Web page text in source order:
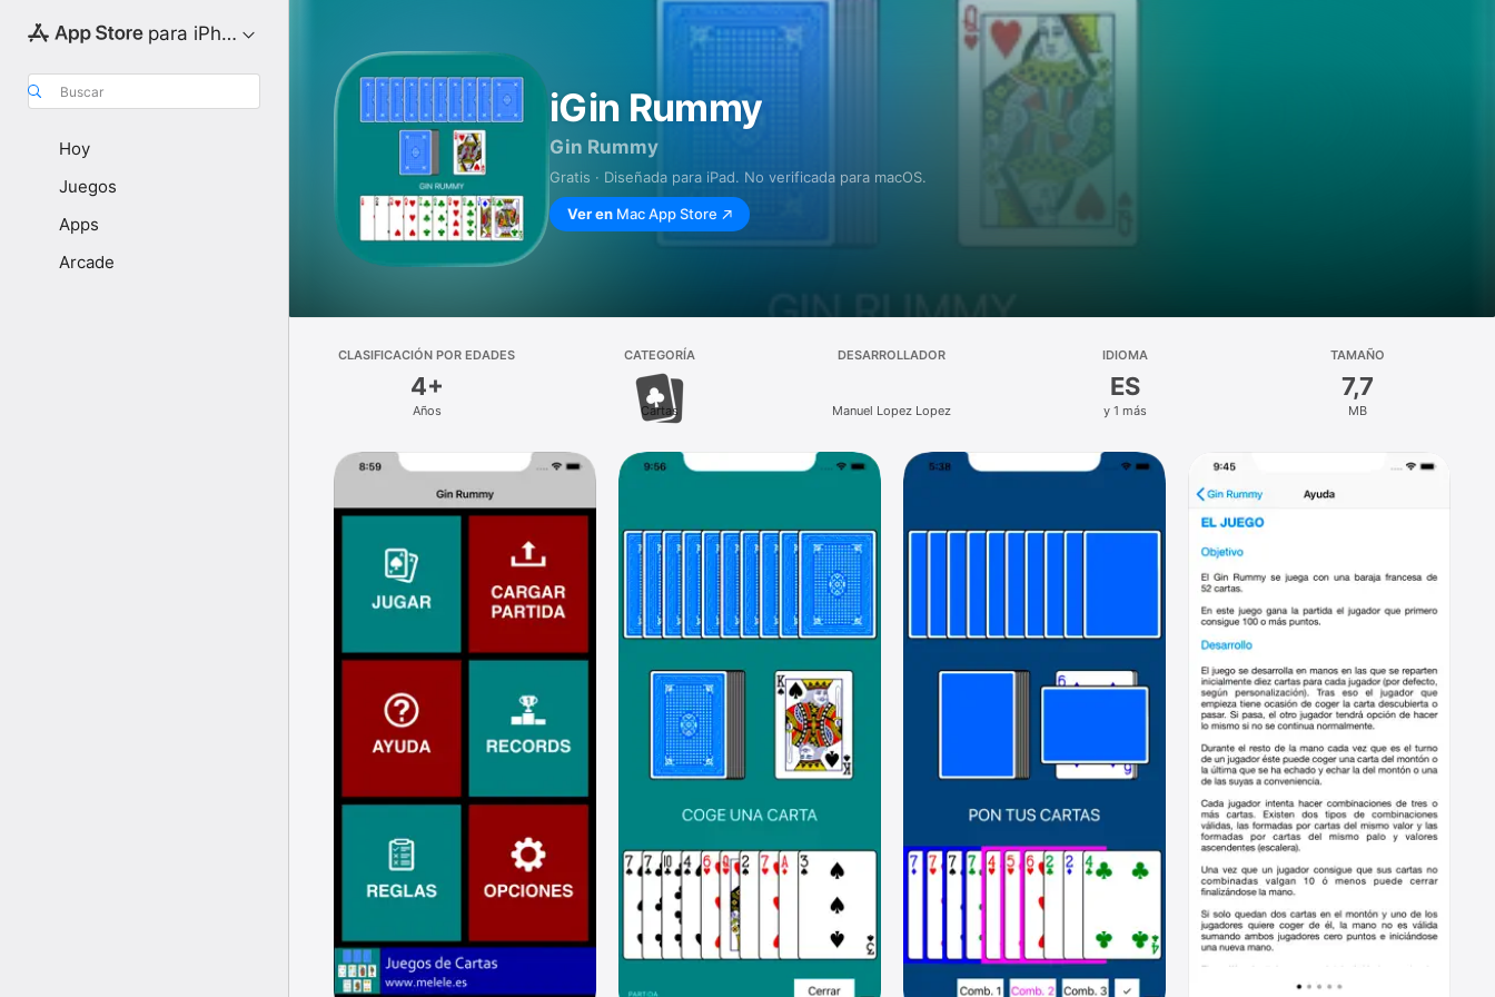
para iPhone
Buscar
Hoy
Juegos
Apps
Arcade
iGin Rummy
Gin Rummy
Gratis · Diseñada para iPad. No verificada para macOS.
Ver en Mac App Store
CLASIFICACIÓN POR EDADES
4+
Años
CATEGORÍA
Cartas
DESARROLLADOR
Manuel Lopez Lopez
IDIOMA
ES
y 1 más
TAMAÑO
7,7
MB